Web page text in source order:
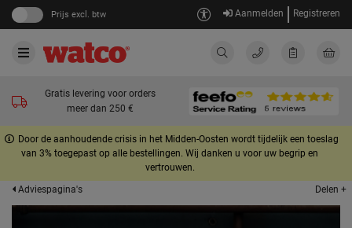
Prijs excl. btw Aanmelden Registreren
Gratis levering voor orders
meer dan 250 €
Door de aanhoudende crisis in het Midden-Oosten wordt tijdelijk een toeslag
van 3% toegepast op alle bestellingen. Wij danken u voor uw begrip en
vertrouwen.
Adviespagina's
Delen +